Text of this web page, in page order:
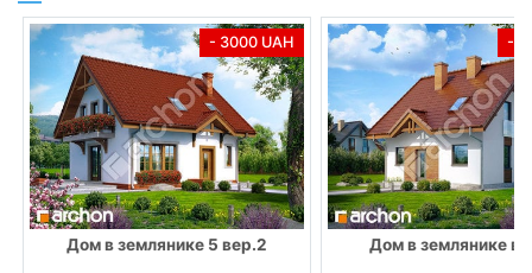
- 3000 UAH
Дом в землянике 5 вер.2
-
Дом в землянике